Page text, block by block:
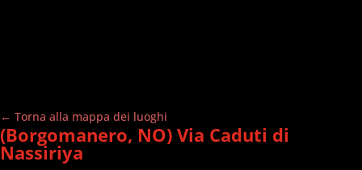
← Torna alla mappa dei luoghi
(Borgomanero, NO) Via Caduti di
Nassiriya